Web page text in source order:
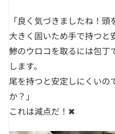
「良く気づきましたね！
大きく固いため手で持つと
鯵のウロコを取るには包丁
します。
尾を持つと安定しにくいの
か？」
これは減点だ！✖